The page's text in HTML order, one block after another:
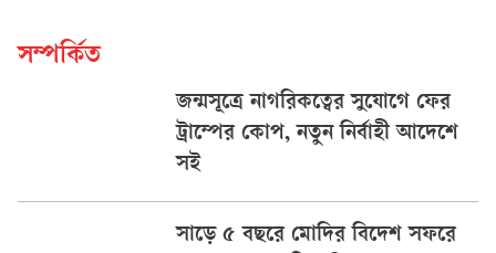
সম্পর্কিত
জন্মসূত্রে নাগরিকত্বের সুযোগে ফের
ট্রাম্পের কোপ, নতুন নির্বাহী আদেশে
সই
সাড়ে ৫ বছরে মোদির বিদেশ সফরে